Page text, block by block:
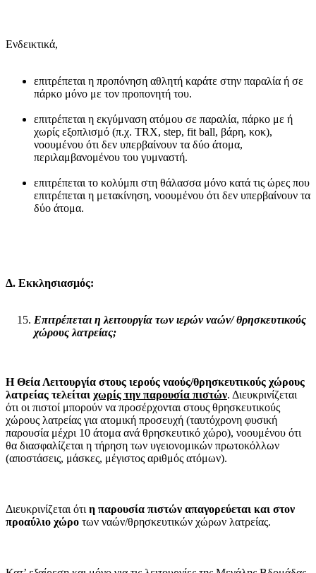
Ενδεικτικά,
επιτρέπεται η προπόνηση αθλητή καράτε στην παραλία ή σε
πάρκο μόνο με τον προπονητή του.
επιτρέπεται η εκγύμναση ατόμου σε παραλία, πάρκο με ή
χωρίς εξοπλισμό (π.χ. TRX, step, fit ball, βάρη, κοκ),
νοουμένου ότι δεν υπερβαίνουν τα δύο άτομα,
περιλαμβανομένου του γυμναστή.
επιτρέπεται το κολύμπι στη θάλασσα μόνο κατά τις ώρες που
επιτρέπεται η μετακίνηση, νοουμένου ότι δεν υπερβαίνουν τα
δύο άτομα.
Δ. Εκκλησιασμός:
Επιτρέπεται η λειτουργία των ιερών ναών/ θρησκευτικούς
χώρους λατρείας;
Η Θεία Λειτουργία στους ιερούς ναούς/θρησκευτικούς χώρους
λατρείας τελείται χωρίς την παρουσία πιστών. Διευκρινίζεται
ότι οι πιστοί μπορούν να προσέρχονται στους θρησκευτικούς
χώρους λατρείας για ατομική προσευχή (ταυτόχρονη φυσική
παρουσία μέχρι 10 άτομα ανά θρησκευτικό χώρο), νοουμένου ότι
θα διασφαλίζεται η τήρηση των υγειονομικών πρωτοκόλλων
(αποστάσεις, μάσκες, μέγιστος αριθμός ατόμων).
Διευκρινίζεται ότι η παρουσία πιστών απαγορεύεται και στον
προαύλιο χώρο των ναών/θρησκευτικών χώρων λατρείας.